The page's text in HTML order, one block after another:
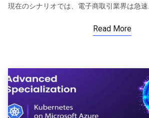
現在のシナリオでは、電子商取引業界は急速…
Read More